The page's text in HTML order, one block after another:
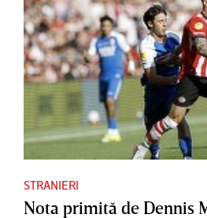
STRANIERI
Nota primită de Dennis